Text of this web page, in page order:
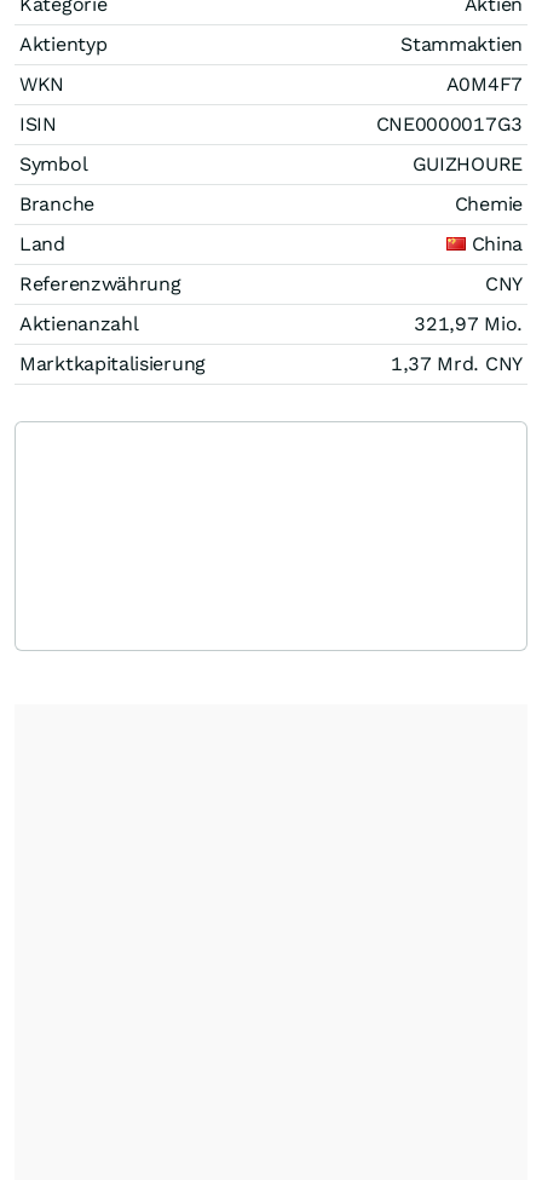
Aktientyp
Stammaktien
WKN
A0M4F7
ISIN
CNE0000017G3
Symbol
GUIZHOURE
Branche
Chemie
Land
China
Referenzwährung
CNY
Aktienanzahl
321,97 Mio.
Marktkapitalisierung
1,37 Mrd. CNY